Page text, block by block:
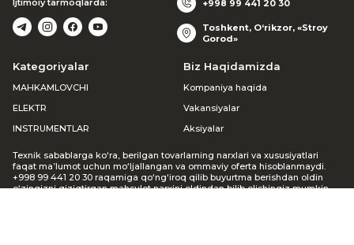
Ijtimoiy tarmoqlarda: +998 99 441 20 30
Toshkent, O‘rikzor, «Stroy
Gorod»
Kategoriyalar
MAHKAMLOVCHI
ELEKTR
INSTRUMENTLAR
Biz Haqidamizda
Kompaniya haqida
Vakansiyalar
Aksiyalar
Texnik sabablarga ko‘ra, berilgan tovarlarning narxlari va xususiyatlari
faqat ma’lumot uchun mo‘ljallangan va ommaviy oferta hisoblanmaydi.
+998 99 441 20 30 raqamiga qo‘ng‘iroq qilib buyurtma berishdan oldin
o‘zingizni qiziqtirgan mahsulot narxini oldindan bilib olishingiz mumkin.